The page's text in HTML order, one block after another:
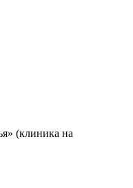
(клиника на